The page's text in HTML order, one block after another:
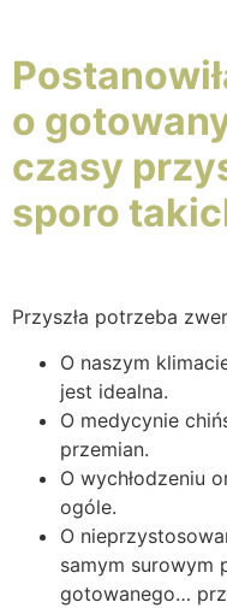
o
czasy
sporo
Przyszła potrzeba
O naszym
jest idealna.
O medycynie
przemian.
O wychłodzeniu
ogóle.
O
samym surowym
gotowanego…